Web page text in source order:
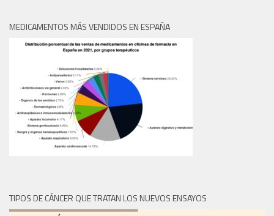
MEDICAMENTOS MÁS VENDIDOS EN ESPAÑA
TIPOS DE CÁNCER QUE TRATAN LOS NUEVOS ENSAYOS